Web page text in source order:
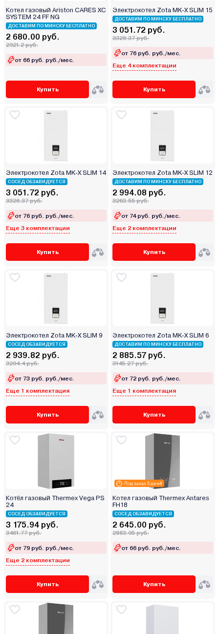
Котел газовый Ariston CARES XC
SYSTEM 24 FF NG
ДОСТАВИМ ПО МИНСКУ БЕСПЛАТНО
2 680.00 руб.
2921.2 руб.
от 66 руб. руб./мес.
Купить
Электрокотел Zota MK-X SLIM 15
ДОСТАВИМ ПО МИНСКУ БЕСПЛАТНО
3 051.72 руб.
3326.37 руб.
от 76 руб. руб./мес.
Еще 4 комплектации
Купить
Электрокотел Zota MK-X SLIM 14
СОСЕД ОБЗАВИДУЕТСЯ
3 051.72 руб.
3326.37 руб.
от 76 руб. руб./мес.
Еще 3 комплектации
Купить
Электрокотел Zota MK-X SLIM 12
ДОСТАВИМ ПО МИНСКУ БЕСПЛАТНО
2 994.08 руб.
3263.55 руб.
от 74 руб. руб./мес.
Еще 2 комплектации
Купить
Электрокотел Zota MK-X SLIM 9
СОСЕД ОБЗАВИДУЕТСЯ
2 939.82 руб.
3204.4 руб.
от 73 руб. руб./мес.
Еще 1 комплектация
Купить
Электрокотел Zota MK-X SLIM 6
ДОСТАВИМ ПО МИНСКУ БЕСПЛАТНО
2 885.57 руб.
3145.27 руб.
от 72 руб. руб./мес.
Еще 1 комплектация
Купить
Котёл газовый Thermex Vega PS
24
СОСЕД ОБЗАВИДУЕТСЯ
3 175.94 руб.
3461.77 руб.
от 79 руб. руб./мес.
Еще 2 комплектации
Купить
Под заказ 5 дней
Котел газовый Thermex Antares
FH18
СОСЕД ОБЗАВИДУЕТСЯ
2 645.00 руб.
2883.05 руб.
от 66 руб. руб./мес.
Купить